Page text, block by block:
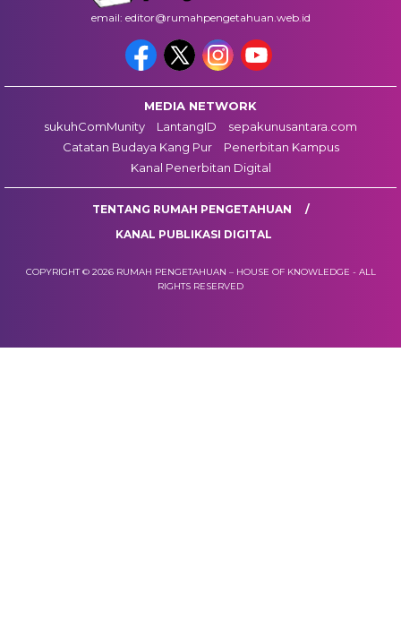
email: editor@rumahpengetahuan.web.id
MEDIA NETWORK
sukuhComMunity
LantangID
sepakunusantara.com
Catatan Budaya Kang Pur
Penerbitan Kampus
Kanal Penerbitan Digital
TENTANG RUMAH PENGETAHUAN
KANAL PUBLIKASI DIGITAL
COPYRIGHT © 2026 RUMAH PENGETAHUAN – HOUSE OF KNOWLEDGE - ALL
RIGHTS RESERVED